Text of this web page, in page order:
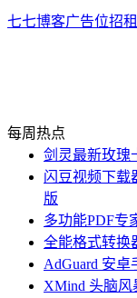
七七博客广告位招租
每周热点
剑灵最新玫瑰
闪豆视频下载
版
多功能PDF专
全能格式转换
AdGuard 安卓
XMind 头脑风